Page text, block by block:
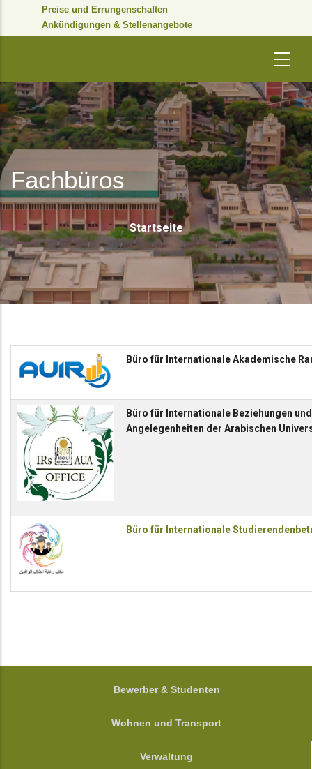
Preise und Errungenschaften
Ankündigungen & Stellenangebote
Fachbüros
Startseite
Büro für Internationale Akademische
Büro für Internationale Beziehungen und
Angelegenheiten der Arabischen
Büro für Internationale
FOOTER
Bewerber & Studenten
Wohnen und Transport
Verwaltung